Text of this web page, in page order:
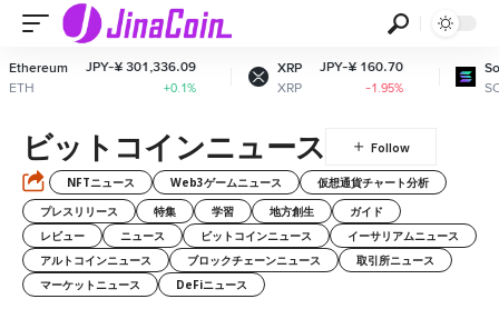
JPY-¥ 301,336.09 JPY-¥ 160.70
-1.95%
JPY-
ビットコインニュース
NFTニュース Web3ゲームニュース
仮想通貨チャート分析
プレスリリース
特集 学習 地方創生
ガイド
レビュー
ニュース ビットコインニュース
イーサリアムニュース
アルトコインニュース
ブロックチェーンニュース
取引所ニュース
マーケットニュース
DeFiニュース